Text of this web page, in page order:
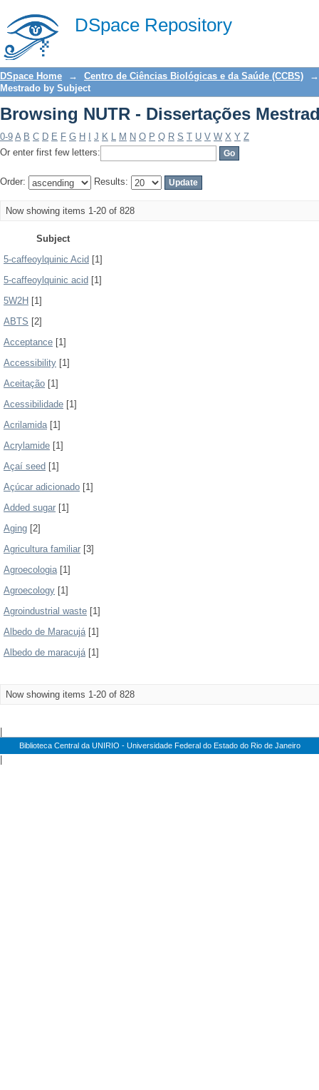
DSpace Repository
Browsing NUTR - Dissertações
DSpace Home → Centro de Ciências Biológicas e da Saúde (CCBS)
→
Mestrado by Subject
Browsing NUTR - Dissertações
0-9 A B C D E F G H J K L M N O P Q R S T U V W X Y Z
Or enter first few letters:
Order: Results:
Now showing items 1-20 of 828
Subject
5-caffeoylquinic Acid [1]
5-caffeoylquinic acid [1]
5W2H [1]
ABTS [2]
Acceptance [1]
Accessibility [1]
Aceitação [1]
Acessibilidade [1]
Acrilamida[1]
Acrylamide [1]
Açaí seed [1]
Açúcar adicionado [1]
Added sugar [1]
Aging [2]
Agricultura familiar [3]
Agroecologia[1]
Agroecology [1]
Agroindustrial waste [1]
Albedo de Maracujá[1]
Albedo de maracujá[1]
Now showing items 1-20 of 828
Biblioteca Central da UNIRIO - Universidade Federal do Estado do Rio de Janeiro